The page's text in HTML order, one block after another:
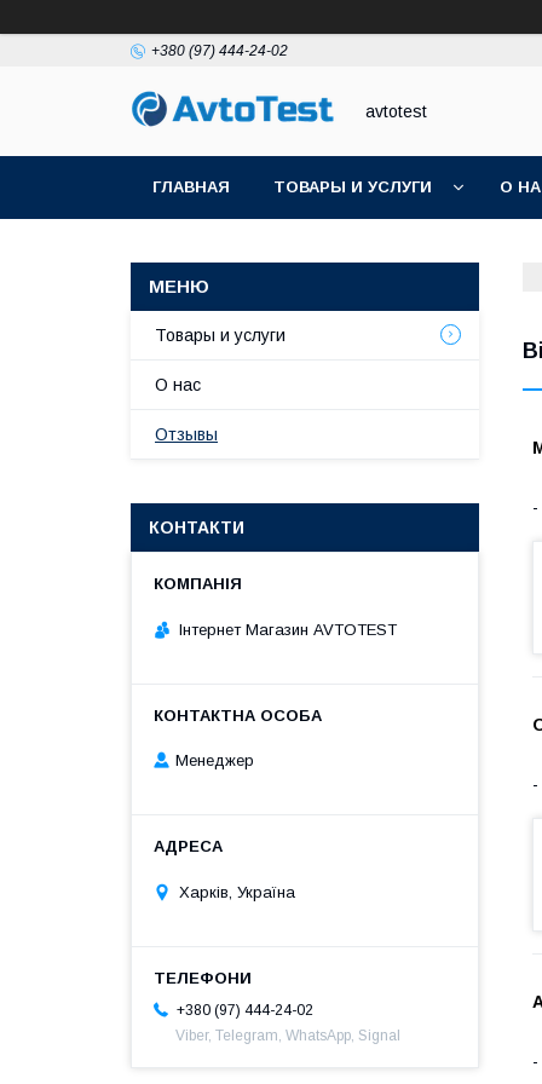
+380 (97) 444-24-02
avtotest
ГЛАВНАЯ ТОВАРЫ И УСЛУГИ О
Товары и услуги
О нас
Отзывы
КОНТАКТИ
Інтернет Магазин AVTOTEST
Менеджер
Харків, Україна
+380 (97) 444-24-02
Viber, Telegram, WhatsApp, Signal